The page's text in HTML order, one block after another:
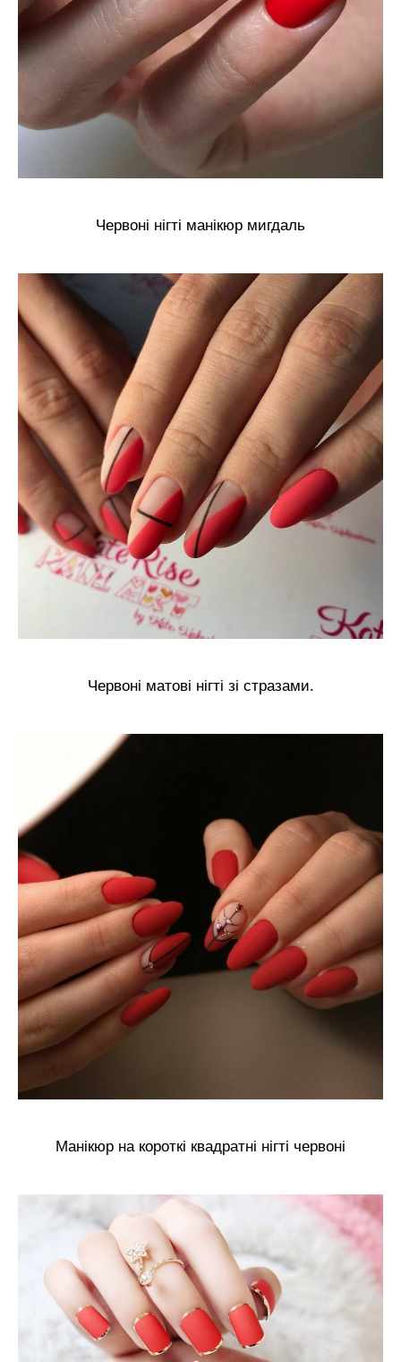
Червоні нігті манікюр мигдаль
Червоні матові нігті зі стразами.
Манікюр на короткі квадратні нігті червоні